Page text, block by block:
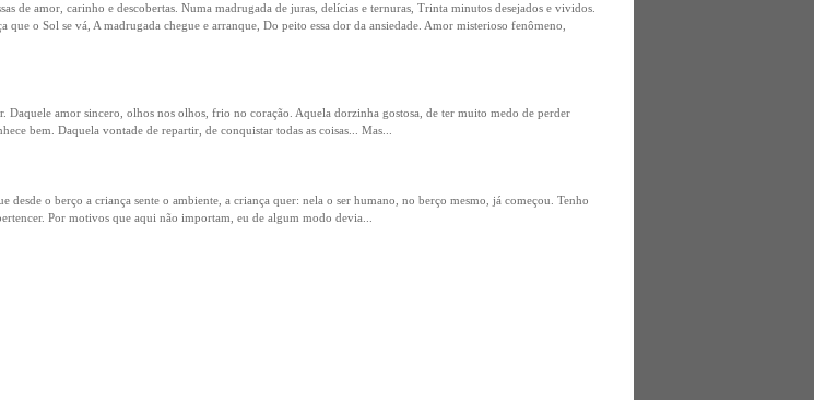
de amor, carinho e descobertas. Numa madrugada de juras, delícias e ternuras, Trinta minutos desejados e vividos.
o Sol se vá, A madrugada chegue e arranque, Do peito essa dor da ansiedade. Amor misterioso fenômeno,
Daquele amor sincero, olhos nos olhos, frio no coração. Aquela dorzinha gostosa, de ter muito medo de perder
bem. Daquela vontade de repartir, de conquistar todas as coisas... Mas...
desde o berço a criança sente o ambiente, a criança quer: nela o ser humano, no berço mesmo, já começou. Tenho
Por motivos que aqui não importam, eu de algum modo devia...